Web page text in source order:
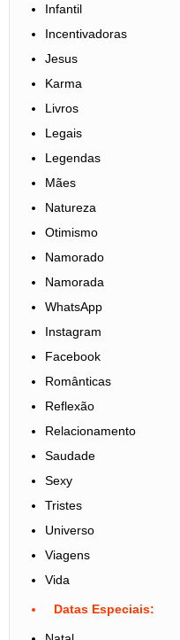
Infantil
Incentivadoras
Jesus
Karma
Livros
Legais
Legendas
Mães
Natureza
Otimismo
Namorado
Namorada
WhatsApp
Instagram
Facebook
Românticas
Reflexão
Relacionamento
Saudade
Sexy
Tristes
Universo
Viagens
Vida
Datas Especiais: